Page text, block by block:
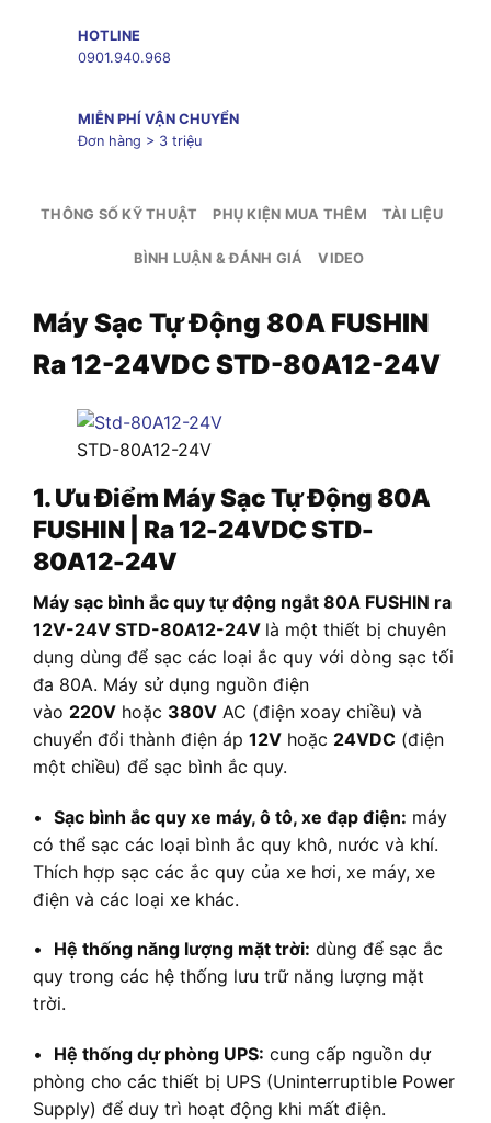
HOTLINE
0901.940.968
MIỄN PHÍ VẬN CHUYỂN
Đơn hàng > 3 triệu
THÔNG SỐ KỸ THUẬT PHỤ KIỆN MUA THÊM TÀI LIỆU
BÌNH LUẬN & ĐÁNH GIÁ VIDEO
Máy Sạc Tự Động 80A FUSHIN
Ra 12-24VDC STD-80A12-24V
STD-80A12-24V
1. Ưu Điểm Máy Sạc Tự Động 80A
FUSHIN | Ra 12-24VDC STD-
80A12-24V
Máy sạc bình ắc quy tự động ngắt 80A FUSHIN ra
12V-24V STD-80A12-24V là một thiết bị chuyên
dụng dùng để sạc các loại ắc quy với dòng sạc tối
đa 80A. Máy sử dụng nguồn điện
vào 220V hoặc 380V AC (điện xoay chiều) và
chuyển đổi thành điện áp 12V hoặc 24VDC (điện
một chiều) để sạc bình ắc quy.
• Sạc bình ắc quy xe máy, ô tô, xe đạp điện: máy
có thể sạc các loại bình ắc quy khô, nước và khí.
Thích hợp sạc các ắc quy của xe hơi, xe máy, xe
điện và các loại xe khác.
• Hệ thống năng lượng mặt trời: dùng để sạc ắc
quy trong các hệ thống lưu trữ năng lượng mặt
trời.
• Hệ thống dự phòng UPS: cung cấp nguồn dự
phòng cho các thiết bị UPS (Uninterruptible Power
Supply) để duy trì hoạt động khi mất điện.